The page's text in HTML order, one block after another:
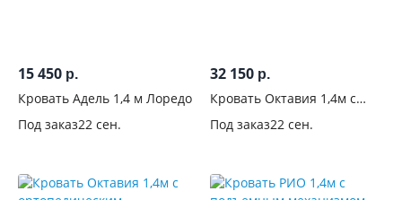
15 450 р.
Кровать Адель 1,4 м Лоредо
Под заказ22 сен.
32 150 р.
Кровать Октавия 1,4м с
Бежевый
Под заказ22 сен.
Длина,
см
мест